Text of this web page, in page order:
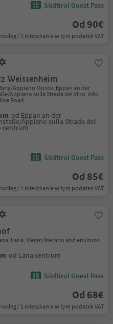
Südtirol Guest Pass
Od 90€
/ 1 mieszkanie w tym podatek VAT
Weissenheim
Appiano Monte, Eppan an der
Appiano sulla Strada del Vino, Alto
Road
od Eppan an der
Appiano sulla Strada del
centrum
Südtirol Guest Pass
Od 85€
/ 1 mieszkanie w tym podatek VAT
Lana, Meran/Merano and environs
od Lana centrum
Südtirol Guest Pass
Od 68€
/ 1 mieszkanie w tym podatek VAT